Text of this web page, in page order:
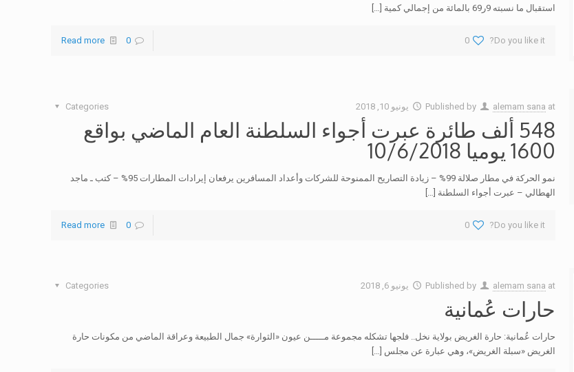
استقبال ما نسبته 9ر69 بالمائة من إجمالي كمية
[…]
Do you like it?
0
0
Read more
Published by alemam sana at يونيو 10, 2018 Categories
548 ألف طائرة عبرت أجواء السلطنة العام الماضي بواقع
1600 يوميا 10/6/2018
نمو الحركة في مطار صلالة 99% – زيادة التصاريح الممنوحة للشركات وأعداد المسافرين يرفعان إيرادات المطارات 95% – كتب ـ ماجد
الهطالي – عبرت أجواء السلطنة
Do you like it?
0
0
Read more
Published by alemam sana at يونيو 6, 2018 Categories
حارات عُمانية
حارات عُمانية: حارة الغريض بولاية نخل.. فلجها تشكله مجموعة مـــــن عيون «الثوارة» جمال الطبيعة وعراقة الماضي من مكونات حارة
الغريض «سبلة الغريض»، وهي عبارة عن مجلس